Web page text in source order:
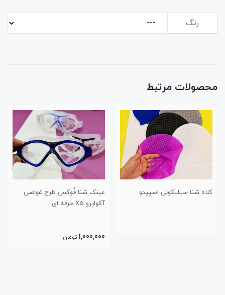
رنگ
محصولات مرتبط
عینک شنا فُوکس طرح غواصی
عینک شنا اسپیدو مدل غواصی
مدل ۸۰۲۷
750,000 تومان